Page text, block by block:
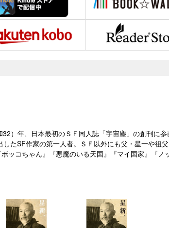
）年、日本最初のＳＦ同人誌「宇宙塵」の創刊に
たSF作家の第一人者。ＳＦ以外にも父・星一や祖
ッコちゃん』『悪魔のいる天国』『マイ国家』『ノ